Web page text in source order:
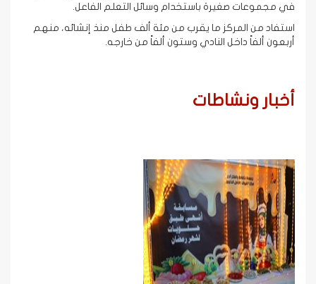
في مجموعات صغيرة باستخدام وسائل التعلم الفاعل.
استفاد من المركز ما يقرب من مئة ألف طفل منذ إنشائه، منهم
أربعون ألفاً داخل النادي وستون ألفاً من خارجه.
أخبار ونشاطات